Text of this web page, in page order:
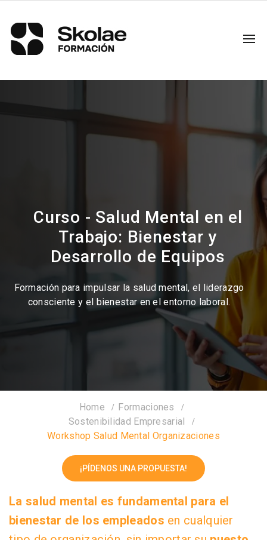
Curso - Salud Mental en el
Trabajo: Bienestar y
Desarrollo de Equipos
Formación para impulsar la salud mental, el liderazgo
consciente y el bienestar en el entorno laboral.
Home
Formaciones
Sostenibilidad Empresarial
Workshop Salud Mental Organizaciones
¡PÍDENOS UNA PROPUESTA!
La salud mental es fundamental para el
bienestar de los empleados en cualquier